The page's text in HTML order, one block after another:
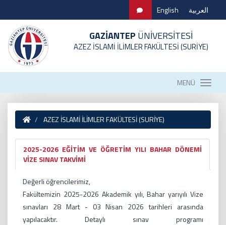
English العربية
GAZİANTEP ÜNİVERSİTESİ
AZEZ İSLAMİ İLİMLER FAKÜLTESİ (SURİYE)
MENÜ
AZEZ İSLAMİ İLİMLER FAKÜLTESİ (SURİYE)
2025-2026 EĞİTİM VE ÖĞRETİM YILI BAHAR DÖNEMİ
VİZE SINAV TAKVİMİ
Değerli öğrencilerimiz,
Fakültemizin 2025-2026 Akademik yılı, Bahar yarıyılı Vize
sınavları 28 Mart - 03 Nisan 2026 tarihleri arasında
yapılacaktır. Detaylı sınav programı